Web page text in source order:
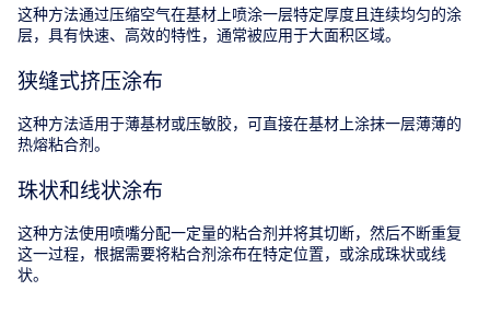
这种方法通过压缩空气在基材上喷涂一层特定厚度且连续均匀的涂
层，具有快速、高效的特性，通常被应用于大面积区域。
狭缝式挤压涂布
这种方法适用于薄基材或压敏胶，可直接在基材上涂抹一层薄薄的
热熔粘合剂。
珠状和线状涂布
这种方法使用喷嘴分配一定量的粘合剂并将其切断，然后不断重复
这一过程，根据需要将粘合剂涂布在特定位置，或涂成珠状或线
状。